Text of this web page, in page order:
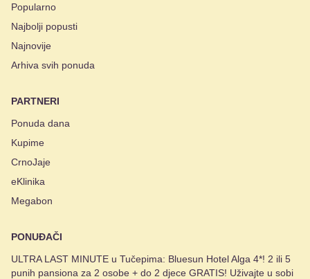
Popularno
Najbolji popusti
Najnovije
Arhiva svih ponuda
PARTNERI
Ponuda dana
Kupime
CrnoJaje
eKlinika
Megabon
PONUĐAČI
ULTRA LAST MINUTE u Tučepima: Bluesun Hotel Alga 4*! 2 ili 5
punih pansiona za 2 osobe + do 2 djece GRATIS! Uživajte u sobi